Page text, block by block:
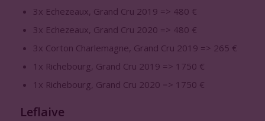
3x Echezeaux, Grand Cru 2019 => 480 €
3x Echezeaux, Grand Cru 2020 => 480 €
3x Corton Charlemagne, Grand Cru 2019 => 265 €
1x Richebourg, Grand Cru 2019 => 1750 €
1x Richebourg, Grand Cru 2020 => 1750 €
Leflaive